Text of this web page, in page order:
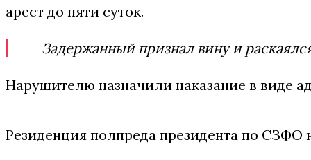
арест до пяти суток.
Задержанный признал вину и
Нарушителю назначили наказание в виде
Резиденция полпреда президента по СЗФО